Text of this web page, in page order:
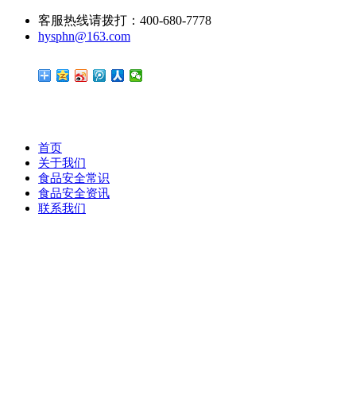
客服热线请拨打：400-680-7778
hysphn@163.com
首页
关于我们
食品安全常识
食品安全资讯
联系我们